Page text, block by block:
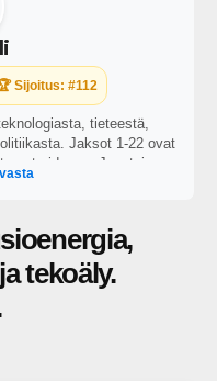
Sijoitus: #112
tieteestä,
Jaksot 1-22 ovat
videona. Juontajana
tekoäly.